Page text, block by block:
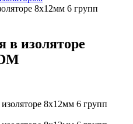
8х12мм 6 групп
изоляторе